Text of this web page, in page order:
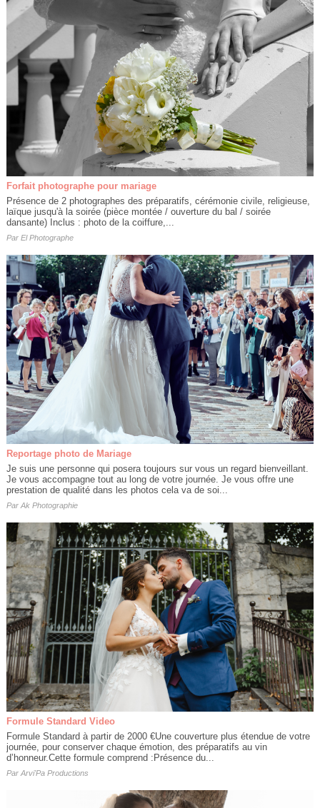
Forfait photographe pour mariage
Présence de 2 photographes des préparatifs, cérémonie civile, religieuse,
laïque jusqu'à la soirée (pièce montée / ouverture du bal / soirée
dansante) Inclus : photo de la coiffure,...
Par El Photographe
Reportage photo de Mariage
Je suis une personne qui posera toujours sur vous un regard bienveillant.
Je vous accompagne tout au long de votre journée. Je vous offre une
prestation de qualité dans les photos cela va de soi...
Par Ak Photographie
Formule Standard Video
Formule Standard à partir de 2000 €​Une couverture plus étendue de votre
journée, pour conserver chaque émotion, des préparatifs au vin
d’honneur.Cette formule comprend :Présence du...
Par Arvi'Pa Productions